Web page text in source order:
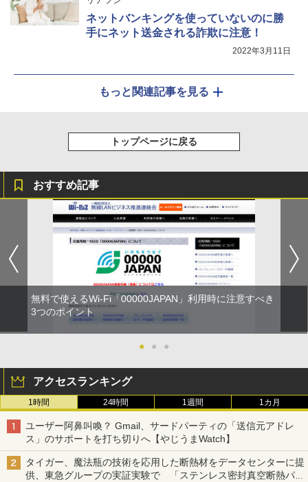
ネットバンキングを使っていないのに勝
手にネット送金される詐欺に注意！
2022年3月11日
もっと関連記事を見る
トップページに戻る
おすすめ記事
無料で使えるWi-Fi「00000JAPAN」利用時に注意すべき
3つのポイント
● ● ●
アクセスランキング
1時間 24時間 1週間 1カ月
ユーザー阿鼻叫喚？ Gmail、サードパーティの「送信元アドレ
ス」のサポートを打ち切りへ【やじうまWatch】
タイガー、魔法瓶の技術を応用した断熱材をデータセンターに提
供、東急グループの実証実験で 「ステンレス密封真空断熱パネ